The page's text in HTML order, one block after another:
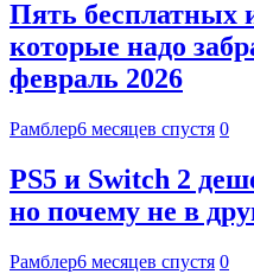
Пять бесплатных
которые надо
февраль 2026
Рамблер6 месяцев спустя 0
PS5 и Switch 2
но почему не в
Рамблер6 месяцев спустя 0